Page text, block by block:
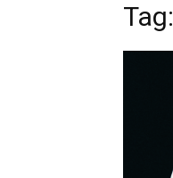
Tag: